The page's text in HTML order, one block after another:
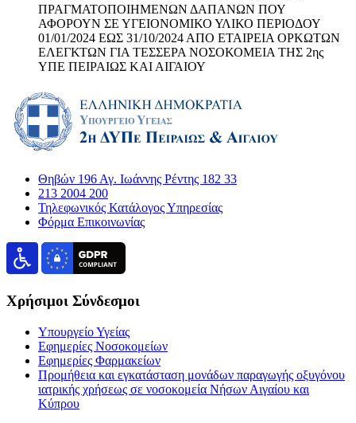
ΠΡΑΓΜΑΤΟΠΟΙΗΜΕΝΩΝ ΔΑΠΑΝΩΝ ΠΟΥ
ΑΦΟΡΟΥΝ ΣΕ ΥΓΕΙΟΝΟΜΙΚΟ ΥΛΙΚΟ ΠΕΡΙΟΔΟΥ
01/01/2024 ΕΩΣ 31/10/2024 ΑΠΟ ΕΤΑΙΡΕΙΑ ΟΡΚΩΤΩΝ
ΕΛΕΓΚΤΩΝ ΓΙΑ ΤΕΣΣΕΡΑ ΝΟΣΟΚΟΜΕΙΑ ΤΗΣ 2ης
ΥΠΕ ΠΕΙΡΑΙΩΣ ΚΑΙ ΑΙΓΑΙΟΥ
Θηβών 196 Αγ. Ιωάννης Ρέντης 182 33
213 2004 200
Τηλεφωνικός Κατάλογος Υπηρεσίας
Φόρμα Επικοινωνίας
Χρήσιμοι Σύνδεσμοι
Υπουργείο Υγείας
Εφημερίες Νοσοκομείων
Εφημερίες Φαρμακείων
Προμήθεια και εγκατάσταση μονάδων παραγωγής οξυγόνου
ιατρικής χρήσεως σε νοσοκομεία Νήσων Αιγαίου και
Κύπρου